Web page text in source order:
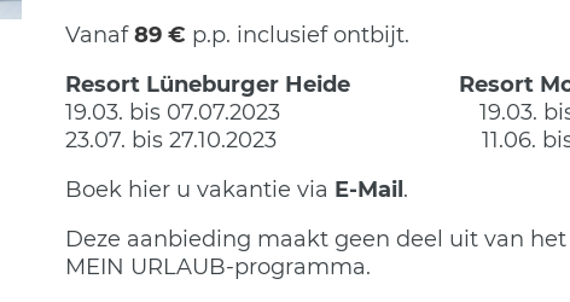
Vanaf89 € p.p. inclusief ontbijt.
Resort Lüneburger Heide Resort
19.03. bis 07.07.2023 19.03. bis
23.07. bis 27.10.2023 11.06. bis
Boek hier u vakantie via E-Mail .
Deze aanbieding maakt geen deel uit van
MEIN URLAUB-programma.